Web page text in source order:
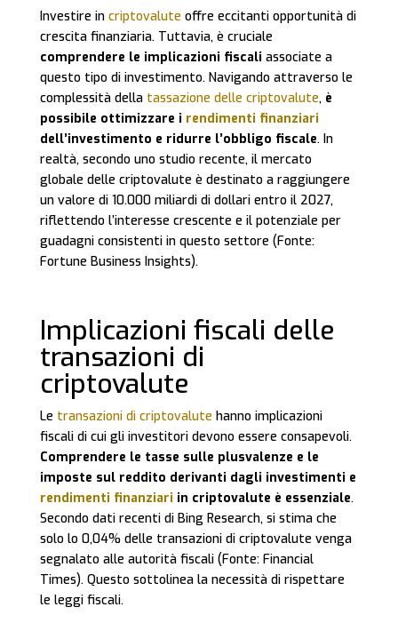
Investire in criptovalute offre eccitanti opportunità di
crescita finanziaria. Tuttavia, è cruciale
comprendere le implicazioni fiscali associate a
questo tipo di investimento. Navigando attraverso le
complessità della tassazione delle criptovalute, è
possibile ottimizzare i rendimenti finanziari
dell’investimento e ridurre l’obbligo fiscale. In
realtà, secondo uno studio recente, il mercato
globale delle criptovalute è destinato a raggiungere
un valore di 10.000 miliardi di dollari entro il 2027,
riflettendo l’interesse crescente e il potenziale per
guadagni consistenti in questo settore (Fonte:
Fortune Business Insights).
Implicazioni fiscali delle
transazioni di
criptovalute
Le transazioni di criptovalute hanno implicazioni
fiscali di cui gli investitori devono essere consapevoli.
Comprendere le tasse sulle plusvalenze e le
imposte sul reddito derivanti dagli investimenti e
rendimenti finanziari in criptovalute è essenziale.
Secondo dati recenti di Bing Research, si stima che
solo lo 0,04% delle transazioni di criptovalute venga
segnalato alle autorità fiscali (Fonte: Financial
Times). Questo sottolinea la necessità di rispettare
le leggi fiscali.